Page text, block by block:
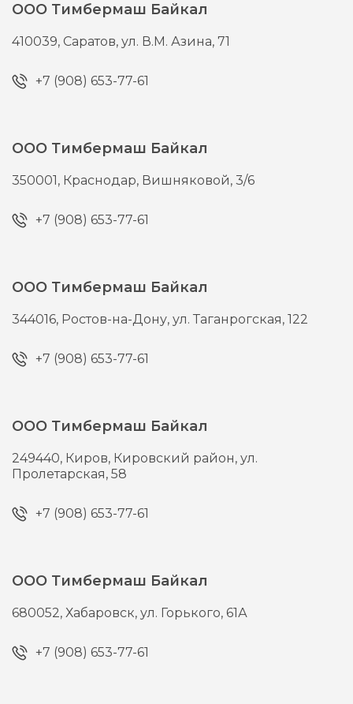
ООО Тимбермаш Байкал
410039, Саратов,ул. В.М. Азина, 71
+7 (908) 653-77-61
ООО Тимбермаш Байкал
350001, Краснодар, Вишняковой, 3/6
+7 (908) 653-77-61
ООО Тимбермаш Байкал
344016, Ростов-на-Дону,ул. Таганрогская, 122
+7 (908) 653-77-61
ООО Тимбермаш Байкал
249440, Киров, Кировский район, ул.
Пролетарская, 58
+7 (908) 653-77-61
ООО Тимбермаш Байкал
680052,Хабаровск,ул. Горького, 61А
+7 (908) 653-77-61